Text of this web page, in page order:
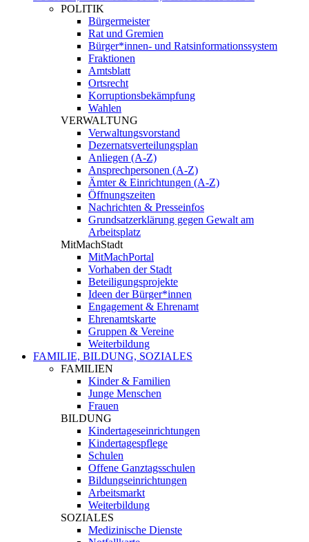
POLITIK
Bürgermeister
Rat und Gremien
Bürger*innen- und Ratsinformationssystem
Fraktionen
Amtsblatt
Ortsrecht
Korruptionsbekämpfung
Wahlen
VERWALTUNG
Verwaltungsvorstand
Dezernatsverteilungsplan
Anliegen (A-Z)
Ansprechpersonen (A-Z)
Ämter & Einrichtungen (A-Z)
Öffnungszeiten
Nachrichten & Presseinfos
Grundsatzerklärung gegen Gewalt am
Arbeitsplatz
MitMachStadt
MitMachPortal
Vorhaben der Stadt
Beteiligungsprojekte
Ideen der Bürger*innen
Engagement & Ehrenamt
Ehrenamtskarte
Gruppen & Vereine
Weiterbildung
FAMILIE, BILDUNG, SOZIALES
FAMILIEN
Kinder & Familien
Junge Menschen
Frauen
BILDUNG
Kindertageseinrichtungen
Kindertagespflege
Schulen
Offene Ganztagsschulen
Bildungseinrichtungen
Arbeitsmarkt
Weiterbildung
SOZIALES
Medizinische Dienste